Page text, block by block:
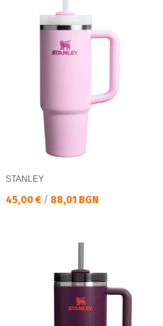
STANLEY
Текуща цена:
45,00 € / 88,01 BGN